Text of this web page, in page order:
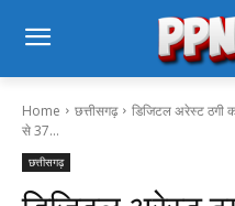
Home छत्तीसगढ़
डिजिटल अरेस्ट ठगी
से 37...
छत्तीसगढ़